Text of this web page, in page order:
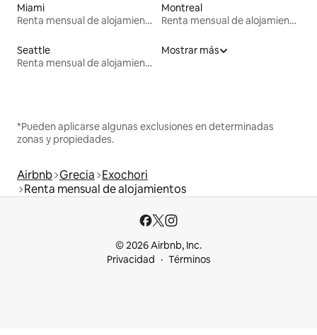
Miami
Renta mensual de alojamientos
Montreal
Renta mensual de alojamientos
Seattle
Renta mensual de alojamientos
Mostrar más
*Pueden aplicarse algunas exclusiones en determinadas
zonas y propiedades.
Airbnb Grecia Exochori
Renta mensual de alojamientos
© 2026 Airbnb, Inc.
Privacidad
Términos